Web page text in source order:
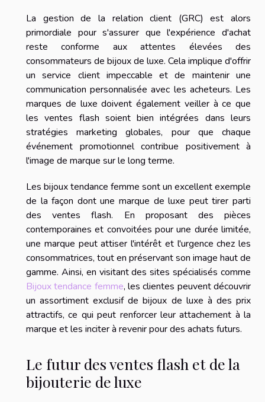
La gestion de la relation client (GRC) est alors
primordiale pour s'assurer que l'expérience d'achat
reste conforme aux attentes élevées des
consommateurs de bijoux de luxe. Cela implique d'offrir
un service client impeccable et de maintenir une
communication personnalisée avec les acheteurs. Les
marques de luxe doivent également veiller à ce que
les ventes flash soient bien intégrées dans leurs
stratégies marketing globales, pour que chaque
événement promotionnel contribue positivement à
l'image de marque sur le long terme.
Les bijoux tendance femme sont un excellent exemple
de la façon dont une marque de luxe peut tirer parti
des ventes flash. En proposant des pièces
contemporaines et convoitées pour une durée limitée,
une marque peut attiser l'intérêt et l'urgence chez les
consommatrices, tout en préservant son image haut de
gamme. Ainsi, en visitant des sites spécialisés comme
Bijoux tendance femme, les clientes peuvent découvrir
un assortiment exclusif de bijoux de luxe à des prix
attractifs, ce qui peut renforcer leur attachement à la
marque et les inciter à revenir pour des achats futurs.
Le futur des ventes flash et de la
bijouterie de luxe